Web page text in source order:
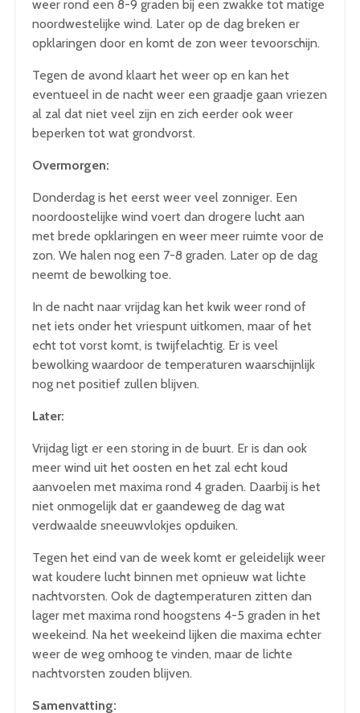
weer rond een 8-9 graden bij een zwakke tot matige
noordwestelijke wind. Later op de dag breken er
opklaringen door en komt de zon weer tevoorschijn.
Tegen de avond klaart het weer op en kan het
eventueel in de nacht weer een graadje gaan vriezen
al zal dat niet veel zijn en zich eerder ook weer
beperken tot wat grondvorst.
Overmorgen:
Donderdag is het eerst weer veel zonniger. Een
noordoostelijke wind voert dan drogere lucht aan
met brede opklaringen en weer meer ruimte voor de
zon. We halen nog een 7-8 graden. Later op de dag
neemt de bewolking toe.
In de nacht naar vrijdag kan het kwik weer rond of
net iets onder het vriespunt uitkomen, maar of het
echt tot vorst komt, is twijfelachtig. Er is veel
bewolking waardoor de temperaturen waarschijnlijk
nog net positief zullen blijven.
Later:
Vrijdag ligt er een storing in de buurt. Er is dan ook
meer wind uit het oosten en het zal echt koud
aanvoelen met maxima rond 4 graden. Daarbij is het
niet onmogelijk dat er gaandeweg de dag wat
verdwaalde sneeuwvlokjes opduiken.
Tegen het eind van de week komt er geleidelijk weer
wat koudere lucht binnen met opnieuw wat lichte
nachtvorsten. Ook de dagtemperaturen zitten dan
lager met maxima rond hoogstens 4-5 graden in het
weekeind. Na het weekeind lijken die maxima echter
weer de weg omhoog te vinden, maar de lichte
nachtvorsten zouden blijven.
Samenvatting: